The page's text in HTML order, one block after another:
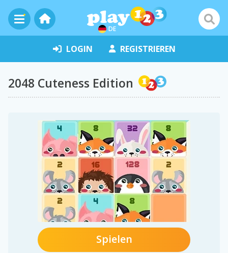
DE
LOGIN REGISTRIEREN
2048 Cuteness Edition
Spielen